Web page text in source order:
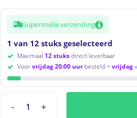
Supersnelle verzending
1 van 12 stuks geselecteerd
Maximaal 12 stuksdirect leverbaar
Voorvrijdag 20:00 uurbesteld =vrijdag